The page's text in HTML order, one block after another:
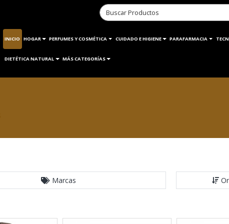
INICIO HOGAR PERFUMES Y COSMÉTICA CUIDADO E HIGIENE PARAFARMACIA
DIETÉTICA NATURAL MÁS CATEGORÍAS
Marcas